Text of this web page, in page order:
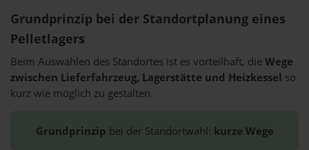
Grundprinzip bei der Standortplanung eines
Pelletlagers
Beim Auswählen des Standortes ist es vorteilhaft, dieWege
zwischen Lieferfahrzeug, Lagerstätte und Heizkessel so
kurz wie möglich zu gestalten.
Grundprinzip bei der Standortwahl: kurze Wege